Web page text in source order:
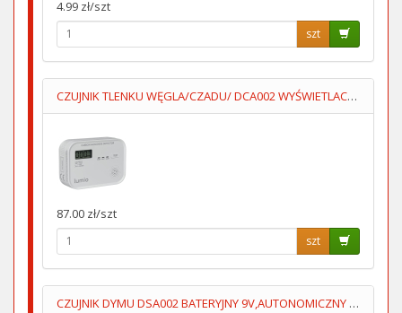
4.99 zł/szt
szt
CZUJNIK TLENKU WĘGLA/CZADU/ DCA002 WYŚWIETLACZ 3XAA LUMIO
87.00 zł/szt
szt
CZUJNIK DYMU DSA002 BATERYJNY 9V,AUTONOMICZNY LUMIO